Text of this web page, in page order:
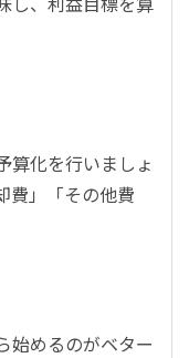
算化を行いましょ
費」「その他費
始めるのがベター